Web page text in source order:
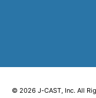
© 2026 J-CAST, Inc. All